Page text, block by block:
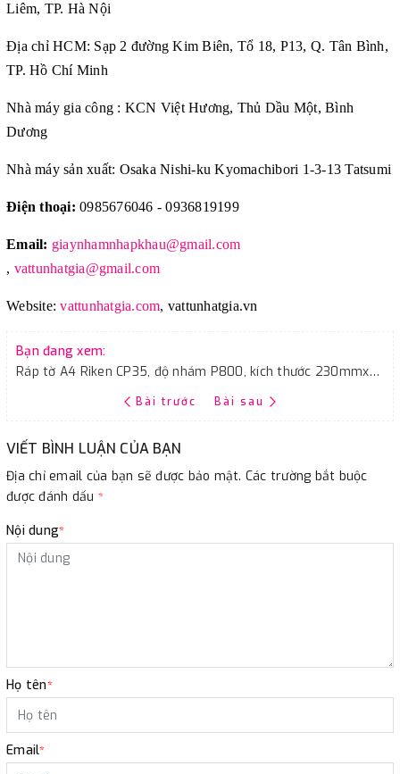
Liêm, TP. Hà Nội
Địa chỉ HCM: Sạp 2 đường Kim Biên, Tổ 18, P13, Q. Tân Bình,
TP. Hồ Chí Minh
Nhà máy gia công : KCN Việt Hương, Thủ Dầu Một, Bình
Dương
Nhà máy sản xuất: Osaka Nishi-ku Kyomachibori 1-3-13 Tatsumi
Điện thoại: 0985676046 - 0936819199
Email: giaynhamnhapkhau@gmail.com
, vattunhatgia@gmail.com
Website: vattunhatgia.com, vattunhatgia.vn
Bạn đang xem:
Ráp tờ A4 Riken CP35, độ nhám P800, kích thước 230mmx280mm
Bài trước Bài sau
VIẾT BÌNH LUẬN CỦA BẠN
Địa chỉ email của bạn sẽ được bảo mật. Các trường bắt buộc
được đánh dấu *
Nội dung*
Họ tên*
Email*